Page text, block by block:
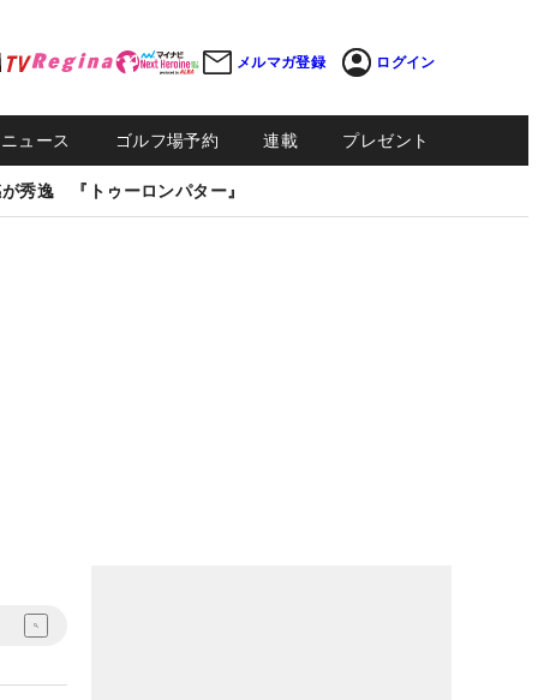
メルマガ登録 ログイン
ュース ゴルフ場予約 連載 プレゼント
秀逸 『トゥーロンパター』